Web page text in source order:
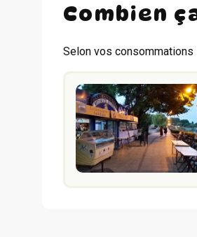
Combien
Selon vos consommations